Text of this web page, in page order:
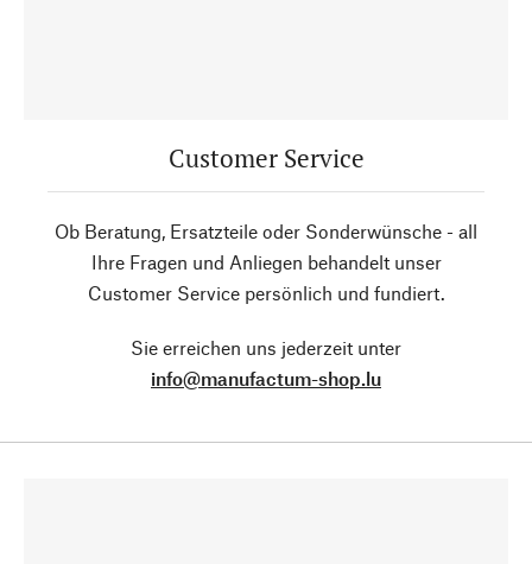
Customer Service
Ob Beratung, Ersatzteile oder Sonderwünsche - all
Ihre Fragen und Anliegen behandelt unser
Customer Service persönlich und fundiert.
Sie erreichen uns jederzeit unter
info@manufactum-shop.lu